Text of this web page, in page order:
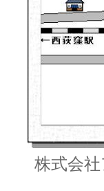
株式会